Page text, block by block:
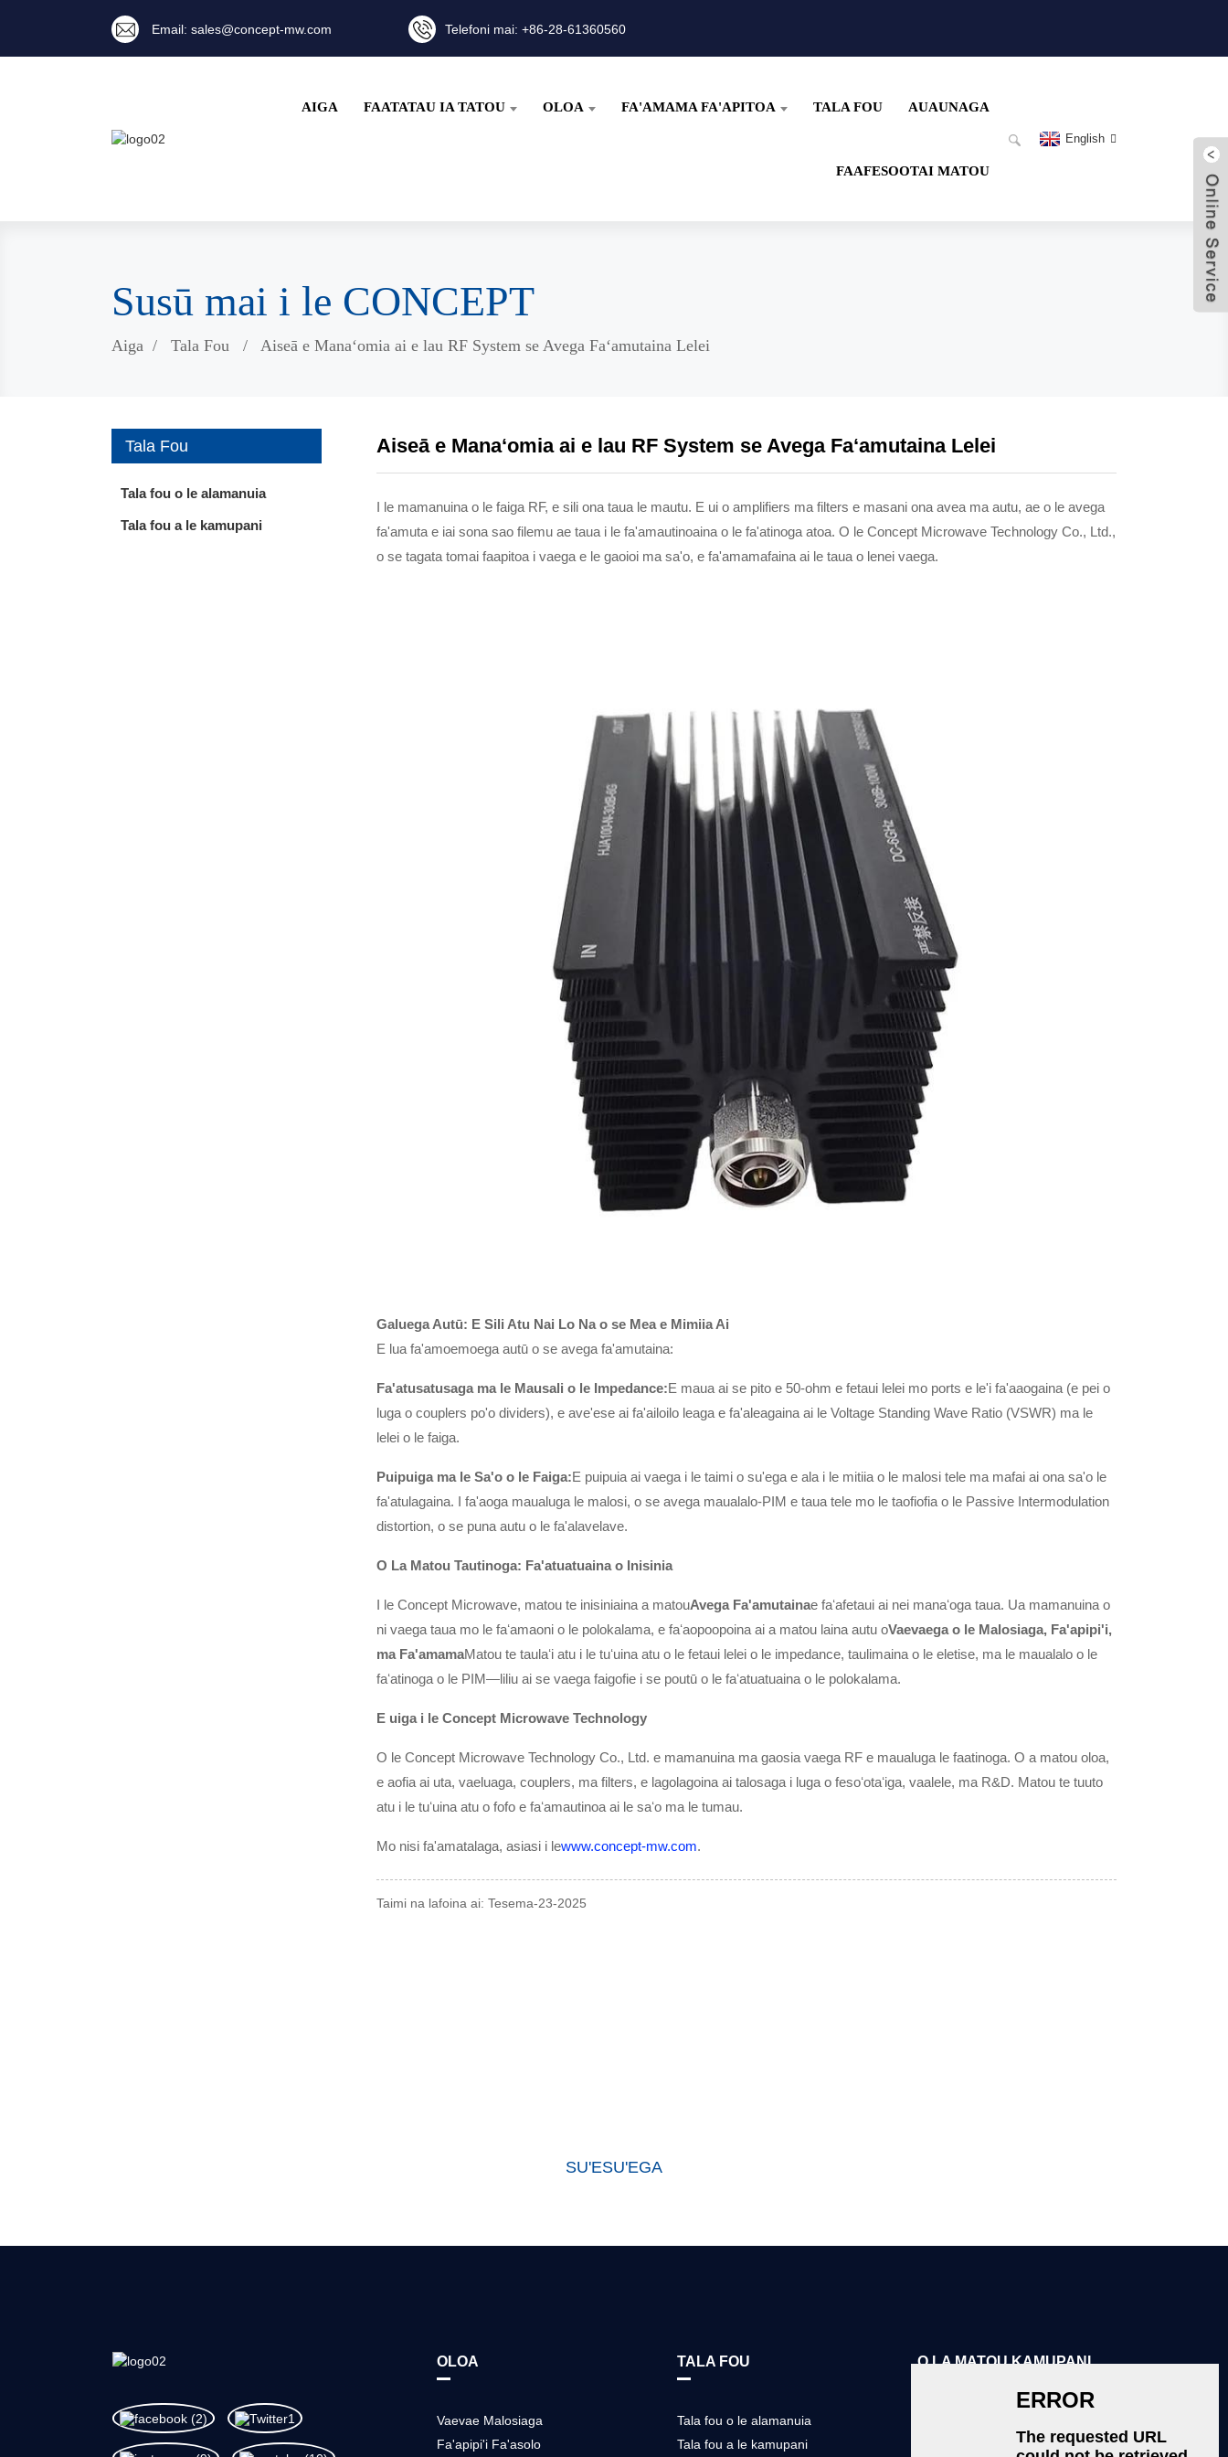
Email: sales@concept-mw.com Telefoni mai: +86-28-61360560
AIGA FAATATAU IA TATOU OLOA FA'AMAMA FA'APITOA TALA FOU AUAUNAGA
FAAFESOOTAI MATOU
English
Susū mai i le CONCEPT
Aiga Tala Fou Aiseā e Manaʻomia ai e lau RF System se Avega Faʻamutaina Lelei
Tala Fou
Tala fou o le alamanuia
Tala fou a le kamupani
Aiseā e Manaʻomia ai e lau RF System se Avega Faʻamutaina Lelei
I le mamanuina o le faiga RF, e sili ona taua le mautu. E ui o amplifiers ma filters e masani ona avea ma autu, ae o le avega
fa'amuta e iai sona sao filemu ae taua i le fa'amautinoaina o le fa'atinoga atoa. O le Concept Microwave Technology Co., Ltd.,
o se tagata tomai faapitoa i vaega e le gaoioi ma sa'o, e fa'amamafaina ai le taua o lenei vaega.
Galuega Autū: E Sili Atu Nai Lo Na o se Mea e Mimiia Ai
E lua fa'amoemoega autū o se avega fa'amutaina:
Fa'atusatusaga ma le Mausali o le Impedance:E maua ai se pito e 50-ohm e fetaui lelei mo ports e le'i fa'aaogaina (e pei o
luga o couplers po'o dividers), e ave'ese ai fa'ailoilo leaga e fa'aleagaina ai le Voltage Standing Wave Ratio (VSWR) ma le
lelei o le faiga.
Puipuiga ma le Sa'o o le Faiga:E puipuia ai vaega i le taimi o su'ega e ala i le mitiia o le malosi tele ma mafai ai ona sa'o le
fa'atulagaina. I fa'aoga maualuga le malosi, o se avega maualalo-PIM e taua tele mo le taofiofia o le Passive Intermodulation
distortion, o se puna autu o le fa'alavelave.
O La Matou Tautinoga: Fa'atuatuaina o Inisinia
I le Concept Microwave, matou te inisiniaina a matouAvega Fa'amutainae faʻafetaui ai nei manaʻoga taua. Ua mamanuina o
ni vaega taua mo le faʻamaoni o le polokalama, e faʻaopoopoina ai a matou laina autu oVaevaega o le Malosiaga, Fa'apipi'i,
ma Fa'amamaMatou te taulaʻi atu i le tuʻuina atu o le fetaui lelei o le impedance, taulimaina o le eletise, ma le maualalo o le
faʻatinoga o le PIM—liliu ai se vaega faigofie i se poutū o le faʻatuatuaina o le polokalama.
E uiga i le Concept Microwave Technology
O le Concept Microwave Technology Co., Ltd. e mamanuina ma gaosia vaega RF e maualuga le faatinoga. O a matou oloa,
e aofia ai uta, vaeluaga, couplers, ma filters, e lagolagoina ai talosaga i luga o fesoʻotaʻiga, vaalele, ma R&D. Matou te tuuto
atu i le tuʻuina atu o fofo e faʻamautinoa ai le saʻo ma le tumau.
Mo nisi fa'amatalaga, asiasi i lewww.concept-mw.com.
Taimi na lafoina ai: Tesema-23-2025
SU'ESU'EGA
OLOA
Vaevae Malosiaga
Fa'apipi'i Fa'asolo
TALA FOU
Tala fou o le alamanuia
Tala fou a le kamupani
O LA MATOU KAMUPANI
Aiseā e Filifili ai Matou